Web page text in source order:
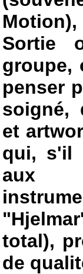
Motion
Sortie
groupe,
penser
soigné,
et
qui, s'il
aux
total),
de